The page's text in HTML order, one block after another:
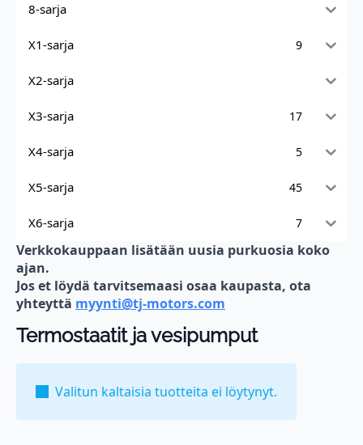
8-sarja
X1-sarja 9
X2-sarja
X3-sarja 17
X4-sarja 5
X5-sarja 45
X6-sarja 7
Verkkokauppaan lisätään uusia purkuosia koko
ajan.
Jos et löydä tarvitsemaasi osaa kaupasta, ota
yhteyttä myynti@tj-motors.com
Termostaatit ja vesipumput
Valitun kaltaisia tuotteita ei löytynyt.